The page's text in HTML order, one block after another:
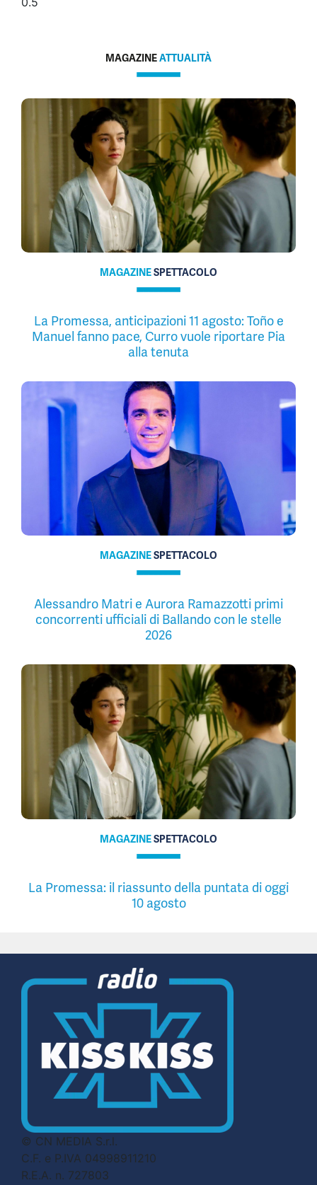
MAGAZINEATTUALITÀ
MAGAZINESPETTACOLO
La Promessa, anticipazioni 11 agosto: Toño e
Manuel fanno pace, Curro vuole riportare Pia
alla tenuta
MAGAZINESPETTACOLO
Alessandro Matri e Aurora Ramazzotti primi
concorrenti ufficiali di Ballando con le stelle
2026
MAGAZINESPETTACOLO
La Promessa: il riassunto della puntata di oggi
10 agosto
© CN MEDIA S.r.l.
C.F. e P.IVA 04998911210
R.E.A. n. 727803